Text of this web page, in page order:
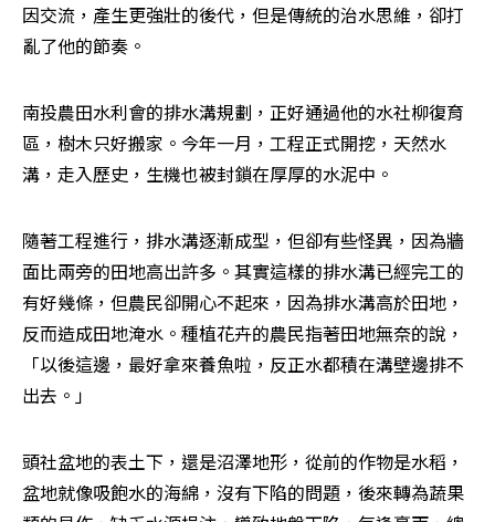
因交流，產生更強壯的後代，但是傳統的治水思維，卻打
亂了他的節奏。
南投農田水利會的排水溝規劃，正好通過他的水社柳復育
區，樹木只好搬家。今年一月，工程正式開挖，天然水
溝，走入歷史，生機也被封鎖在厚厚的水泥中。
隨著工程進行，排水溝逐漸成型，但卻有些怪異，因為牆
面比兩旁的田地高出許多。其實這樣的排水溝已經完工的
有好幾條，但農民卻開心不起來，因為排水溝高於田地，
反而造成田地淹水。種植花卉的農民指著田地無奈的說，
「以後這邊，最好拿來養魚啦，反正水都積在溝壁邊排不
出去。」
頭社盆地的表土下，還是沼澤地形，從前的作物是水稻，
盆地就像吸飽水的海綿，沒有下陷的問題，後來轉為蔬果